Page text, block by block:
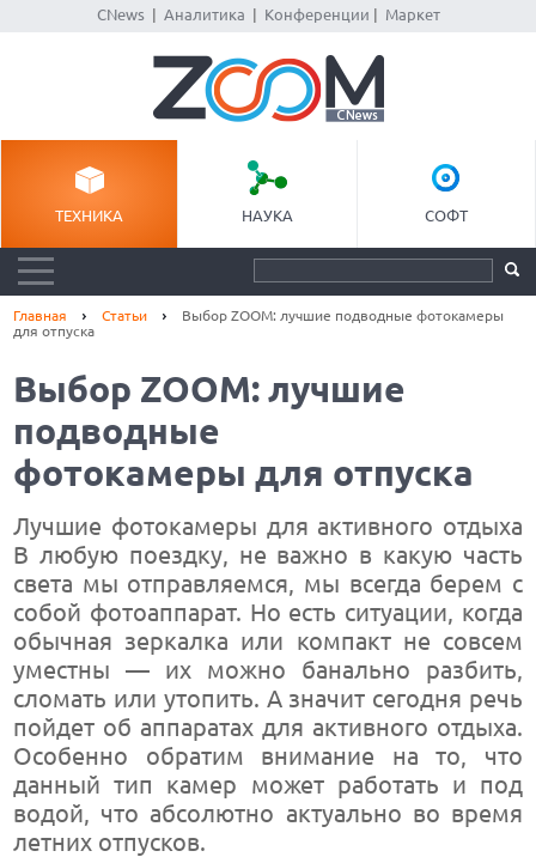
CNews| Аналитика Конференции Маркет
ТЕХНИКА НАУКА СОФТ
Главная Статьи
Выбор ZOOM: лучшие подводные фотокамеры
для отпуска
Выбор ZOOM: лучшие
подводные
фотокамеры для отпуска
Лучшие фотокамеры для активного отдыха
В любую поездку, не важно в какую часть
света мы отправляемся, мы всегда берем с
собой фотоаппарат. Но есть ситуации, когда
обычная зеркалка или компакт не совсем
уместны — их можно банально разбить,
сломать или утопить. А значит сегодня речь
пойдет об аппаратах для активного отдыха.
Особенно обратим внимание на то, что
данный тип камер может работать и под
водой, что абсолютно актуально во время
летних отпусков.